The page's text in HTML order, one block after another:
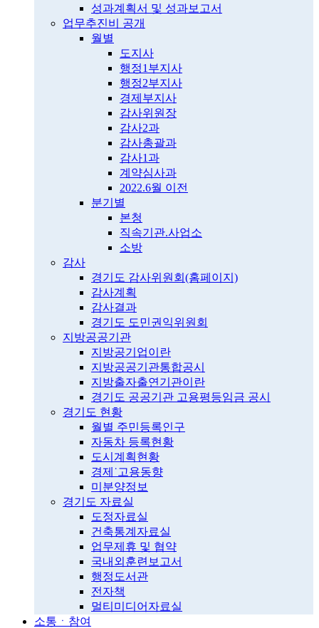
성과계획서 및 성과보고서
업무추진비 공개
월별
도지사
행정1부지사
행정2부지사
경제부지사
감사위원장
감사2과
감사총괄과
감사1과
계약심사과
2022.6월 이전
분기별
본청
직속기관.사업소
소방
감사
경기도 감사위원회(홈페이지)
감사계획
감사결과
경기도 도민권익위원회
지방공공기관
지방공기업이란
지방공공기관통합공시
지방출자출연기관이란
경기도 공공기관 고용평등임금 공시
경기도 현황
월별 주민등록인구
자동차 등록현황
도시계획현황
경제˙고용동향
미분양정보
경기도 자료실
도정자료실
건축통계자료실
업무제휴 및 협약
국내외훈련보고서
행정도서관
전자책
멀티미디어자료실
소통ㆍ참여